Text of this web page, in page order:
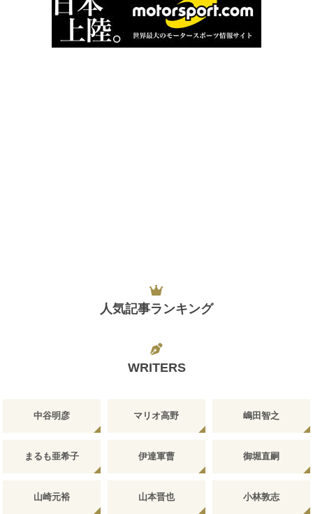
人気記事ランキング
WRITERS
中谷明彦 マリオ高野 嶋田智之
まるも亜希子 伊達軍曹 御堀直嗣
山崎元裕 山本晋也 小林敦志